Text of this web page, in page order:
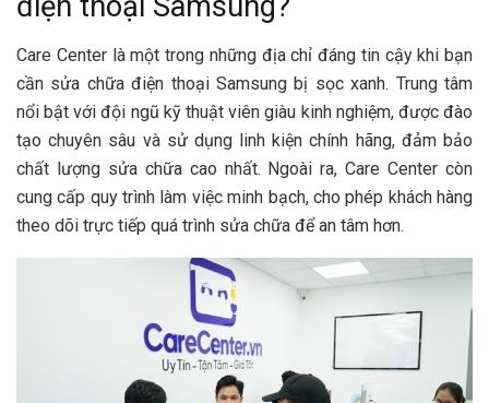
Care Center là một trong những địa chỉ đáng tin cậy khi bạn
cần sửa chữa điện thoại Samsung bị sọc xanh. Trung tâm
nổi bật với đội ngũ kỹ thuật viên giàu kinh nghiệm, được đào
tạo chuyên sâu và sử dụng linh kiện chính hãng, đảm bảo
chất lượng sửa chữa cao nhất. Ngoài ra, Care Center còn
cung cấp quy trình làm việc minh bạch, cho phép khách hàng
theo dõi trực tiếp quá trình sửa chữa để an tâm hơn.